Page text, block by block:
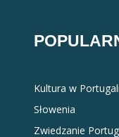
Kultura w
Słowenia
Zwiedzanie